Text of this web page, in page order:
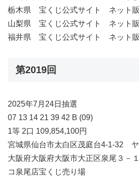
栃木県 宝くじ公式サイト ネット
山梨県 宝くじ公式サイト ネット
福井県 宝くじ公式サイト ネット
第2019回
2025年7月24日抽選
07 13 14 21 39 42 B (09)
1等 2口 109,854,100円
宮城県仙台市太白区茂庭台4-1-32
大阪府大阪府大阪市大正区泉尾３－
コ泉尾店宝くじ売り場